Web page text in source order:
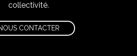
collectivité.
CONTACTER